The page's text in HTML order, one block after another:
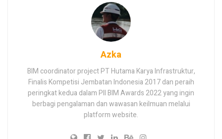
Azka
BIM coordinator project PT Hutama Karya Infrastruktur,
Finalis Kompetisi Jembatan Indonesia 2017 dan peraih
peringkat kedua dalam PII BIM Awards 2022 yang ingin
berbagi pengalaman dan wawasan keilmuan melalui
platform website.